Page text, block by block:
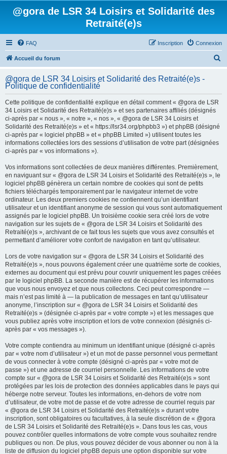
@gora de LSR 34 Loisirs et Solidarité des
Retraité(e)s
FAQ Connexion
Inscription
Accueil du forum
h
@gora de LSR 34 Loisirs et Solidarité des Retraité(e)s -
Politique de confidentialité
Cette politique de confidentialité explique en détail comment « @gora de LSR
34 Loisirs et Solidarité des Retraité(e)s » et ses partenaires affiliés (désignés
ci-après par « nous », « notre », « nos », « @gora de LSR 34 Loisirs et
Solidarité des Retraité(e)s » et « https://lsr34.org/phpbb3 ») et phpBB (désigné
ci-après par « logiciel phpBB » et « phpBB Limited ») utilisent toutes les
informations collectées lors des sessions d’utilisation de votre part (désignées
ci-après par « vos informations »).
Vos informations sont collectées de deux manières différentes. Premièrement,
en naviguant sur « @gora de LSR 34 Loisirs et Solidarité des Retraité(e)s », le
logiciel phpBB génèrera un certain nombre de cookies qui sont de petits
fichiers téléchargés temporairement par le navigateur internet de votre
ordinateur. Les deux premiers cookies ne contiennent qu’un identifiant
utilisateur et un identifiant anonyme de session qui vous sont automatiquement
assignés par le logiciel phpBB. Un troisième cookie sera créé lors de votre
navigation sur les sujets de « @gora de LSR 34 Loisirs et Solidarité des
Retraité(e)s », archivant de ce fait tous les sujets que vous avez consultés et
permettant d’améliorer votre confort de navigation en tant qu’utilisateur.
Lors de votre navigation sur « @gora de LSR 34 Loisirs et Solidarité des
Retraité(e)s », nous pouvons également créer une quatrième sorte de cookies,
externes au document qui est prévu pour couvrir uniquement les pages créées
par le logiciel phpBB. La seconde manière est de récupérer les informations
que vous nous envoyez et que nous collectons. Ceci peut correspondre —
mais n’est pas limité à — la publication de messages en tant qu’utilisateur
anonyme, l’inscription sur « @gora de LSR 34 Loisirs et Solidarité des
Retraité(e)s » (désignée ci-après par « votre compte ») et les messages que
vous publiez après votre inscription et lors de votre connexion (désignés ci-
après par « vos messages »).
Votre compte contiendra au minimum un identifiant unique (désigné ci-après
par « votre nom d’utilisateur ») et un mot de passe personnel vous permettant
de vous connecter à votre compte (désigné ci-après par « votre mot de
passe ») et une adresse de courriel personnelle. Les informations de votre
compte sur « @gora de LSR 34 Loisirs et Solidarité des Retraité(e)s » sont
protégées par les lois de protection des données applicables dans le pays qui
héberge notre serveur. Toutes les informations, en-dehors de votre nom
d’utilisateur, de votre mot de passe et de votre adresse de courriel requis par
« @gora de LSR 34 Loisirs et Solidarité des Retraité(e)s » durant votre
inscription, sont obligatoires ou facultatives, à la seule discrétion de « @gora
de LSR 34 Loisirs et Solidarité des Retraité(e)s ». Dans tous les cas, vous
pouvez contrôler quelles informations de votre compte vous souhaitez rendre
publiques ou non. De plus, vous pouvez décider de vous abonner ou non à la
liste de diffusion du logiciel phpBB depuis une option disponible sur votre